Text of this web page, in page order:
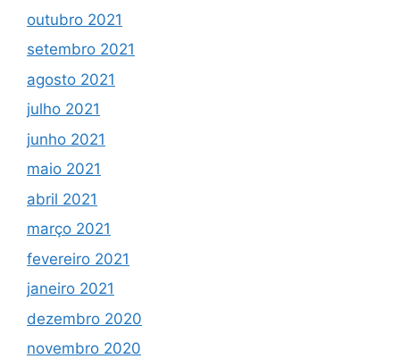
outubro 2021
setembro 2021
agosto 2021
julho 2021
junho 2021
maio 2021
abril 2021
março 2021
fevereiro 2021
janeiro 2021
dezembro 2020
novembro 2020